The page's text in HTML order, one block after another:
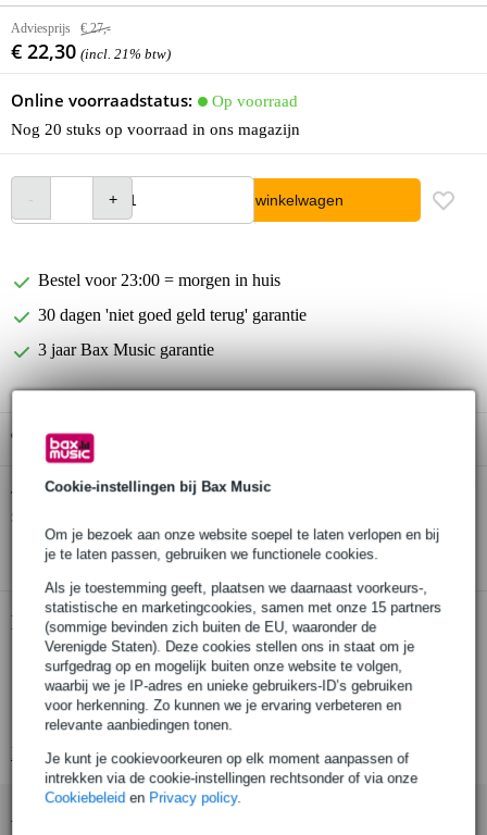
Cookie-instellingen bij Bax Music
Om je bezoek aan onze website soepel te laten verlopen en bij
je te laten passen, gebruiken we functionele cookies.
Als je toestemming geeft, plaatsen we daarnaast voorkeurs-,
statistische en marketingcookies, samen met onze 15 partners
(sommige bevinden zich buiten de EU, waaronder de
Verenigde Staten). Deze cookies stellen ons in staat om je
surfgedrag op en mogelijk buiten onze website te volgen,
waarbij we je IP-adres en unieke gebruikers-ID’s gebruiken
voor herkenning. Zo kunnen we je ervaring verbeteren en
relevante aanbiedingen tonen.
Je kunt je cookievoorkeuren op elk moment aanpassen of
intrekken via de cookie-instellingen rechtsonder of via onze
Cookiebeleid en Privacy policy.
Adviesprijs € 27,-
€ 22,30 (incl. 21% btw)
Online voorraadstatus:
Op voorraad
Nog 20 stuks op voorraad in ons magazijn
In winkelwagen
Bestel voor 23:00 = morgen in huis
30 dagen 'niet goed geld terug' garantie
3 jaar Bax Music garantie
Gratis ophalen in de winkel
Twijfel je of deMooer CT-01 Clip Tuner clip-on
Start de check
Productinformatie
model: Mooer CT-01 Clip Tuner
geschikt voor gitaar en basgitaar
type: clip-on tuner
Bekijk alle productspecificaties